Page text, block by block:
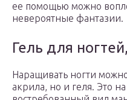
ее помощью можно
невероятные фантазии.
Гель для
Наращивать ногти
акрила, но и геля. Это